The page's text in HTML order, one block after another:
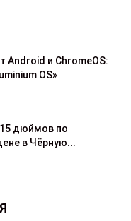
Android и ChromeOS:
OS»
дюймов по
в Чёрную...